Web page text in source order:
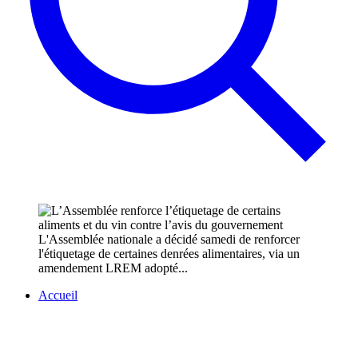
L'Assemblée nationale a décidé samedi de renforcer
l'étiquetage de certaines denrées alimentaires, via un
amendement LREM adopté...
Accueil